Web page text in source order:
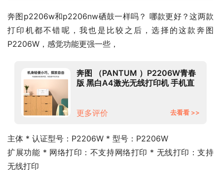
奔图p2206w和p2206nw硒鼓一样吗？ 哪款更好？这两款
打印机都不错呢，我也是比较之后，选择的这款奔图
P2206W，感觉功能更强一些，
奔图 （PANTUM ）P2206W青春
版 黑白A4激光无线打印机 手机直
更多评价 去看看 >>
主体 * 认证型号：P2206W * 型号：P2206W
扩展功能 * 网络打印：不支持网络打印 * 无线打印：支持
无线打印